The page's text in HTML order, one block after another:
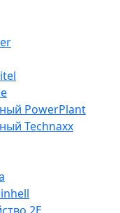
PowerPlant
Technaxx